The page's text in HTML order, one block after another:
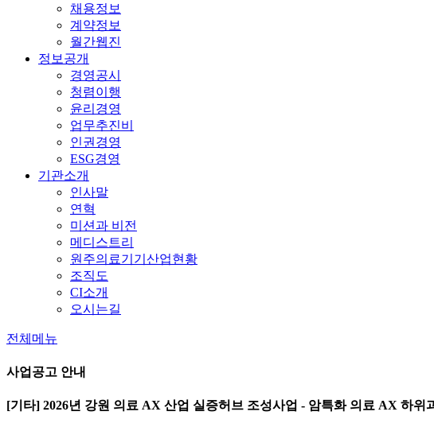
채용정보
계약정보
월간웹진
정보공개
경영공시
청렴이행
윤리경영
업무추진비
인권경영
ESG경영
기관소개
인사말
연혁
미션과 비전
메디스트리
원주의료기기산업현황
조직도
CI소개
오시는길
전체메뉴
사업공고 안내
[기타] 2026년 강원 의료 AX 산업 실증허브 조성사업 - 암특화 의료 AX 하위